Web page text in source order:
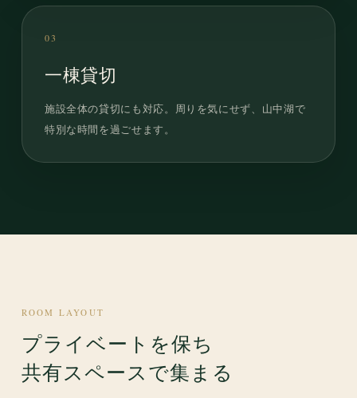
03
一棟貸切
施設全体の貸切にも対応。周りを気にせず、山中湖で
特別な時間を過ごせます。
ROOM LAYOUT
プライベートを保ち
共有スペースで集まる